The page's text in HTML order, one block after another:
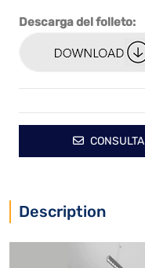
Descarga del folleto:
CONSULTA
Description